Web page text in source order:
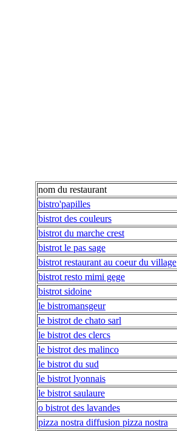
nom du restaurant
bistro'papilles
bistrot des couleurs
bistrot du marche crest
bistrot le pas sage
bistrot restaurant au coeur du village
bistrot resto mimi gege
bistrot sidoine
le bistromansgeur
le bistrot de chato sarl
le bistrot des clercs
le bistrot des malinco
le bistrot du sud
le bistrot lyonnais
le bistrot saulaure
o bistrot des lavandes
pizza nostra diffusion pizza nostra